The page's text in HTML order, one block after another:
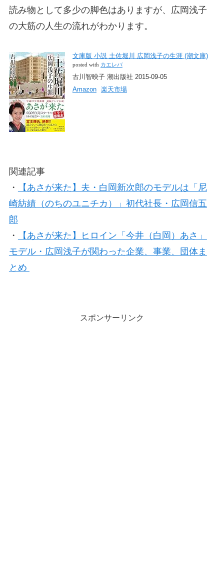
読み物として多少の脚色はありますが、広岡浅子
の大筋の人生の流れがわかります。
文庫版 小説 土佐堀川 広岡浅子の生涯 (潮文庫)
posted with カエレバ
古川智映子 潮出版社 2015-09-05
Amazon
楽天市場
関連記事
・
【あさが来た】夫・白岡新次郎のモデルは「尼
崎紡績（のちのユニチカ）」初代社長・広岡信五
郎
・
【あさが来た】ヒロイン「今井（白岡）あさ」
モデル・広岡浅子が関わった企業、事業、団体ま
とめ
スポンサーリンク